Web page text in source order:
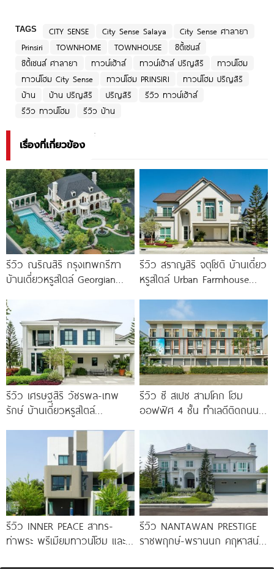
TAGS CITY SENSE City Sense Salaya
City Sense ศาลายา
Prinsiri
TOWNHOME TOWNHOUSE
ซิตี้เซนส์
ซิตี้เซนส์ ศาลายา
ทาวน์เฮ้าส์ ทาวน์เฮ้าส์ ปริญสิริ
ทาวน์โฮม
ทาวน์โฮม City Sense
ทาวน์โฮม PRINSIRI
ทาวน์โฮม ปริญสิริ
บ้าน
บ้าน ปริญสิริ ปริญสิริ
รีวิว ทาวน์เฮ้าส์
รีวิว ทาวน์โฮม
รีวิว บ้าน
เรื่องที่เกี่ยวข้อง
รีวิว ณริณสิริ กรุงเทพกรีฑา
บ้านเดี่ยวหรูสไตล์ Georgian
Brighton College
รีวิว สราญสิริ จตุโชติ บ้านเดี่ยว
หรูสไตล์ Urban Farmhouse​
ทางด่วนจตุโชติ เริ่ม 8.59
รีวิว เศรษฐสิริ วัชรพล-เทพ
รักษ์ บ้านเดี่ยวหรูสไตล์
ทะเลสาบ ทำเลใกล้รถไฟฟ้า และ
ทางด่วน 3 สาย
รีวิว ซี สเปซ สามโคก โฮม
ออฟฟิศ 4 ชั้น ทำเลดีติดถนน
รีวิว INNER PEACE สาทร-
ท่าพระ พรีเมียมทาวน์โฮม และ
รีวิว NANTAWAN PRESTIGE
ราชพฤกษ์-พรานนก คฤหาสน์